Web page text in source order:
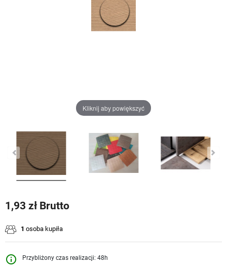
Kliknij aby powiększyć
1,93 zł Brutto
1 osoba kupiła
info_outline Przybliżony czas realizacji: 48h